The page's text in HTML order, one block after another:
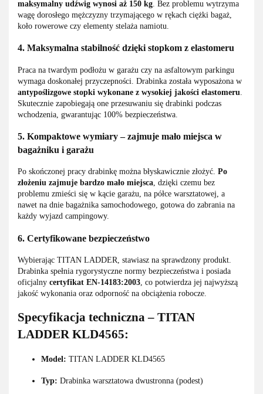
maksymalny udźwig wynosi aż 150 kg . Bez problemu wytrzyma
wagę dorosłego mężczyzny trzymającego w rękach ciężki bagaż,
koło rowerowe czy elementy stelaża namiotu.
4. Maksymalna stabilność dzięki stopkom z elastomeru
Praca na twardym podłożu w garażu czy na asfaltowym parkingu
wymaga doskonałej przyczepności. Drabinka została wyposażona w
antypoślizgowe stopki wykonane z wysokiej jakości elastomeru
Skutecznie zapobiegają one przesuwaniu się drabinki podczas
wchodzenia, gwarantując 100% bezpieczeństwa.
5. Kompaktowe wymiary – zajmuje mało miejsca w
bagażniku i garażu
Po skończonej pracy drabinkę można błyskawicznie złożyć. Po
złożeniu zajmuje bardzo mało miejsca, dzięki czemu bez
problemu zmieści się w kącie garażu, na półce warsztatowej, a
nawet na dnie bagażnika samochodowego, gotowa do zabrania na
każdy wyjazd campingowy.
6. Certyfikowane bezpieczeństwo
Wybierając TITAN LADDER, stawiasz na sprawdzony produkt.
Drabinka spełnia rygorystyczne normy bezpieczeństwa i posiada
oficjalny certyfikat EN-14183:2003, co potwierdza jej najwyższą
jakość wykonania oraz odporność na obciążenia robocze.
Specyfikacja techniczna – TITAN
LADDER KLD4565:
Model: TITAN LADDER KLD4565
Typ: Drabinka warsztatowa dwustronna (podest)